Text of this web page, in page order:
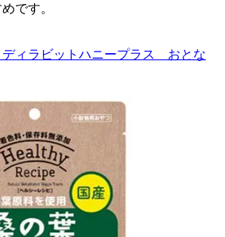
です。
ィラビットハニープラス おとな